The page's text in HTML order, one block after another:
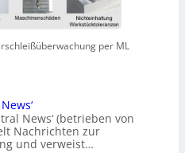
per ML
News‘ (betrieben von
Nachrichten zur
und verweist…